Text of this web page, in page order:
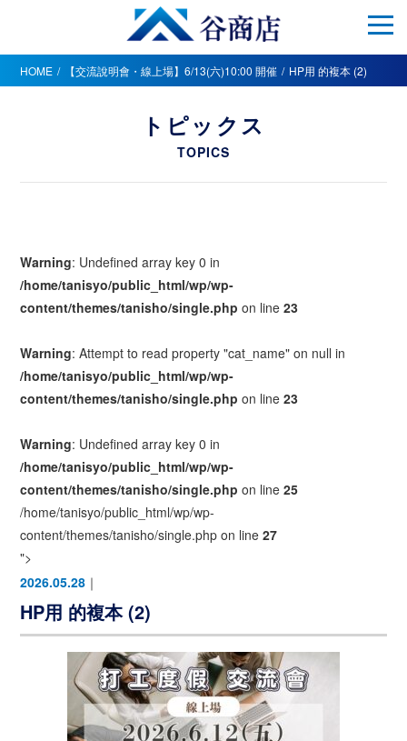
HOME 【交流說明會・線上場】6/13(六)10:00 開催 HP用 的複本 (2)
トピックス
TOPICS
Warning: Undefined array key 0 in
/home/tanisyo/public_html/wp/wp-
content/themes/tanisho/single.php on line23
Warning: Attempt to read property "cat_name" on null in
/home/tanisyo/public_html/wp/wp-
content/themes/tanisho/single.php on line23
Warning: Undefined array key 0 in
/home/tanisyo/public_html/wp/wp-
content/themes/tanisho/single.php on line25
/home/tanisyo/public_html/wp/wp-
content/themes/tanisho/single.php on line27
">
2026.05.28 ｜
HP用 的複本 (2)